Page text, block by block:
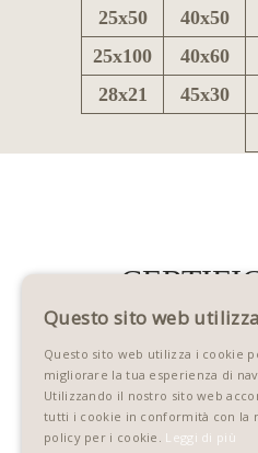
25x50
25x100
28x21
40x50
40x60
45x30
Questo sito web
Questo sito web utilizza i cookie
migliorare la tua esperienza di
Utilizzando il nostro sito web
tutti i cookie in conformità con la
policy per i cookie. Leggi di più